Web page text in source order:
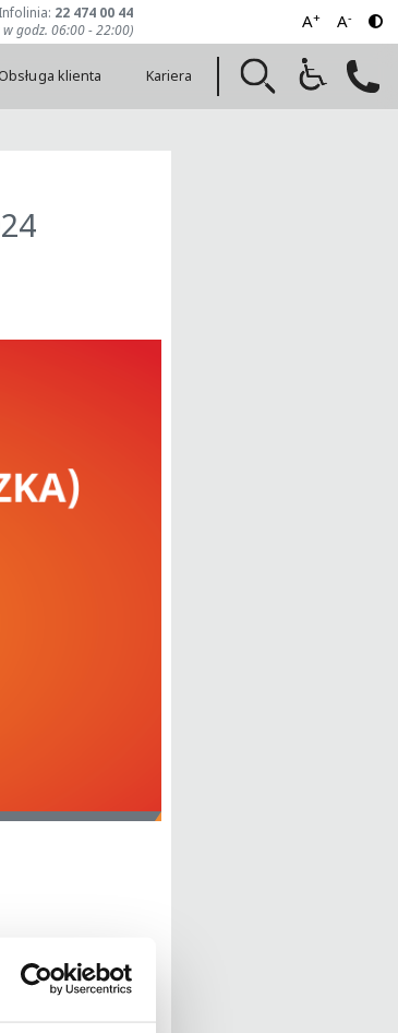
Infolinia: 22 474 00 44
godz. 06:00 - 22:00) A+ A-
klienta Kariera